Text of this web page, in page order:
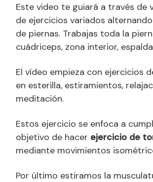
Este video te guiará a través de
de ejercicios variados
de piernas. Trabajas toda la
cuádriceps, zona interior,
El vídeo empieza con ejercicios
en esterilla, estiramientos,
meditación.
Estos ejercicio se enfoca a
objetivo de hacer ejercicio de
mediante movimientos
Por último estiramos la